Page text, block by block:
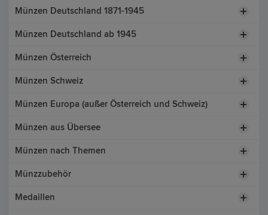
Münzen Deutschland 1871-1945
Münzen Deutschland ab 1945
Münzen Österreich
Münzen Schweiz
Münzen Europa (außer Österreich und Schweiz)
Münzen aus Übersee
Münzen nach Themen
Münzzubehör
Medaillen